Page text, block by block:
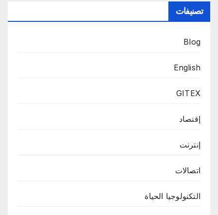
تصنيفات
Blog
English
GITEX
إقتصاد
إنترنت
اتصالات
التكنولوجيا الحياة